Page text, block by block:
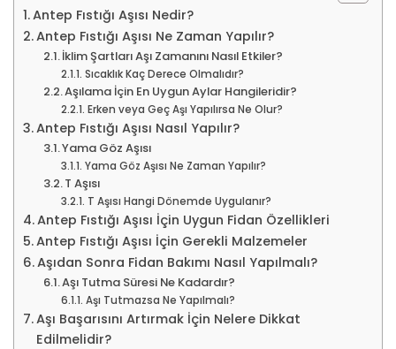
Antep Fıstığı Aşısı Nedir?
Antep Fıstığı Aşısı Ne Zaman Yapılır?
İklim Şartları Aşı Zamanını Nasıl Etkiler?
Sıcaklık Kaç Derece Olmalıdır?
Aşılama İçin En Uygun Aylar Hangileridir?
Erken veya Geç Aşı Yapılırsa Ne Olur?
Antep Fıstığı Aşısı Nasıl Yapılır?
Yama Göz Aşısı
Yama Göz Aşısı Ne Zaman Yapılır?
T Aşısı
T Aşısı Hangi Dönemde Uygulanır?
Antep Fıstığı Aşısı İçin Uygun Fidan Özellikleri
Antep Fıstığı Aşısı İçin Gerekli Malzemeler
Aşıdan Sonra Fidan Bakımı Nasıl Yapılmalı?
Aşı Tutma Süresi Ne Kadardır?
Aşı Tutmazsa Ne Yapılmalı?
Aşı Başarısını Artırmak İçin Nelere Dikkat
Edilmelidir?